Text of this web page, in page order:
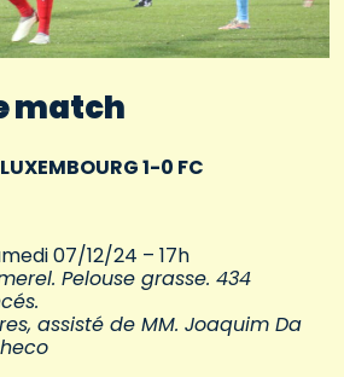
match
1-0 FC
07/12/24 – 17h
Pelouse grasse. 434
assisté de MM. Joaquim Da